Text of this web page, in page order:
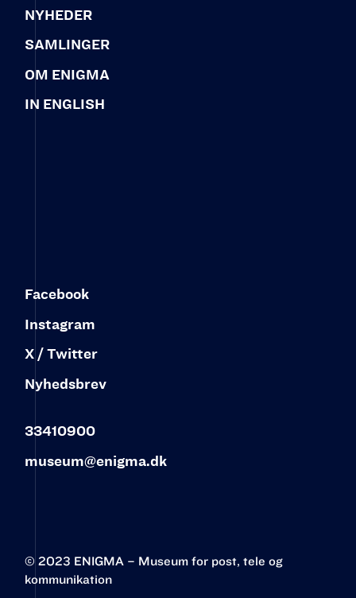
NYHEDER
SAMLINGER
OM ENIGMA
IN ENGLISH
Facebook
Instagram
X / Twitter
Nyhedsbrev
33410900
museum@enigma.dk
© 2023 ENIGMA – Museum for post, tele og
kommunikation‍